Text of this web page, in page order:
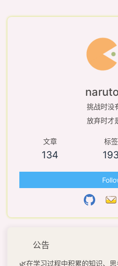
挑战时没
放弃时才
文章
134
标签
193
公告
🌿在学习过程中积累的知识、